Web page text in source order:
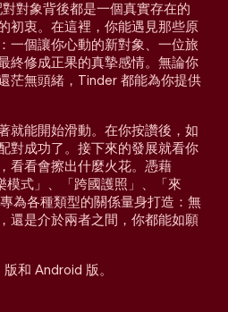
對象背後都是一個真實存在的
初衷。在這裡，你能遇見那些原
一個讓你心動的新對象、一位旅
終修成正果的真摯感情。無論你
茫無頭緒，Tinder 都能為你提供
就能開始滑動。在你按讚後，如
對成功了。接下來的發展就看你
看看會擦出什麼火花。憑藉
模式」、「跨國護照」、「來
為各種類型的關係量身打造：無
還是介於兩者之間，你都能如願
和 Android 版。